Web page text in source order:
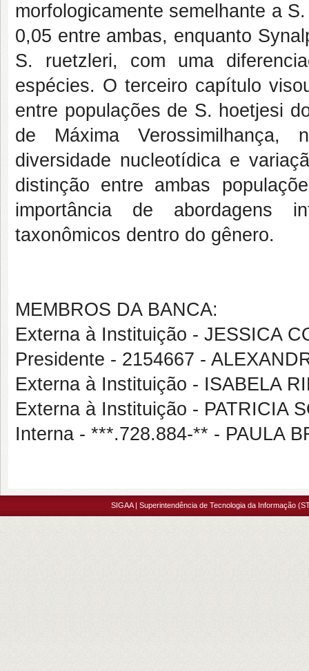
morfologicamente semelhante a
0,05 entre ambas, enquanto
S. ruetzleri, com uma
espécies. O terceiro capítulo
entre populações de S. hoetjesi
de Máxima Verossimilhança,
diversidade nucleotídica e
distinção entre ambas
importância de abordagens
taxonômicos dentro do gênero.
MEMBROS DA BANCA:
Externa à Instituição - JESSICA
Presidente - 2154667 -
Externa à Instituição - ISABELA
Externa à Instituição - PATRICIA
Interna - ***.728.884-** - PAULA
SIGAA | Superintendência de Tecnologia da Informação